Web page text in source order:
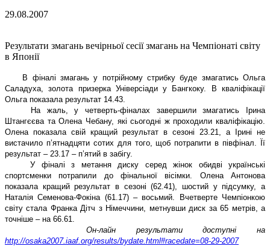
29.08.2007
Результати змагань вечірньої сесії змагань на Чемпіонаті світу
в Японії
В фіналі змагань у потрійному стрибку буде змагатись Ольга
Саладуха, золота призерка Універсіади у Бангкоку. В кваліфікації
Ольга показала результат 14.43.
На жаль, у четверть-фіналах завершили змагатись Ірина
Штангєєва та Олена Чебану, які сьогодні ж проходили кваліфікацію.
Олена показала свій кращий результат в сезоні 23.21, а Ірині не
вистачило п’ятнадцяти сотих для того, щоб потрапити в півфінал. Її
результат – 23.17 – п’ятий в забігу.
У фіналі з метання диску серед жінок обидві українські
спортсменки потрапили до фінальної вісімки. Олена Антонова
показала кращий результат в сезоні (62.41), шостий у підсумку, а
Наталія Семенова-Фокіна (61.17) – восьмий. Вчетверте Чемпіонкою
світу стала Франка Дітч з Німеччини, метнувши диск за 65 метрів, а
точніше – на 66.61.
Он-лайн результати доступні на
http://osaka2007.iaaf.org/results/bydate.html#racedate=08-29-2007